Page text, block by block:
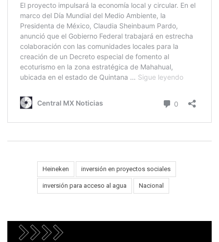
Heineken inversión en proyectos sociales
inversión para acceso al agua Nacional